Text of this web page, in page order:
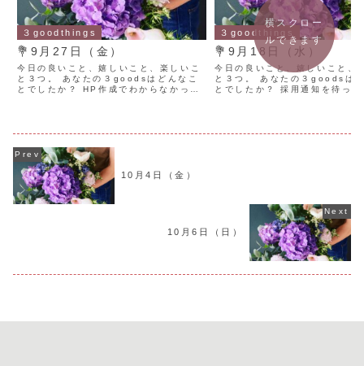
３goodthings
💐9月27日（金）
今日の良いこと、嬉しいこと、楽しいこ
と３つ。 あなたの３goodsはどんなこ
とでしたか？ HP作成でわからなかった
３goodthings
💐9月18日（水）
今日の良いこと、嬉しいこと、
と３つ。 あなたの３goodsは
とでしたか？ 採用通知を待っ
横スクロー
ルできます
10月4日（金）
10月6日（日）